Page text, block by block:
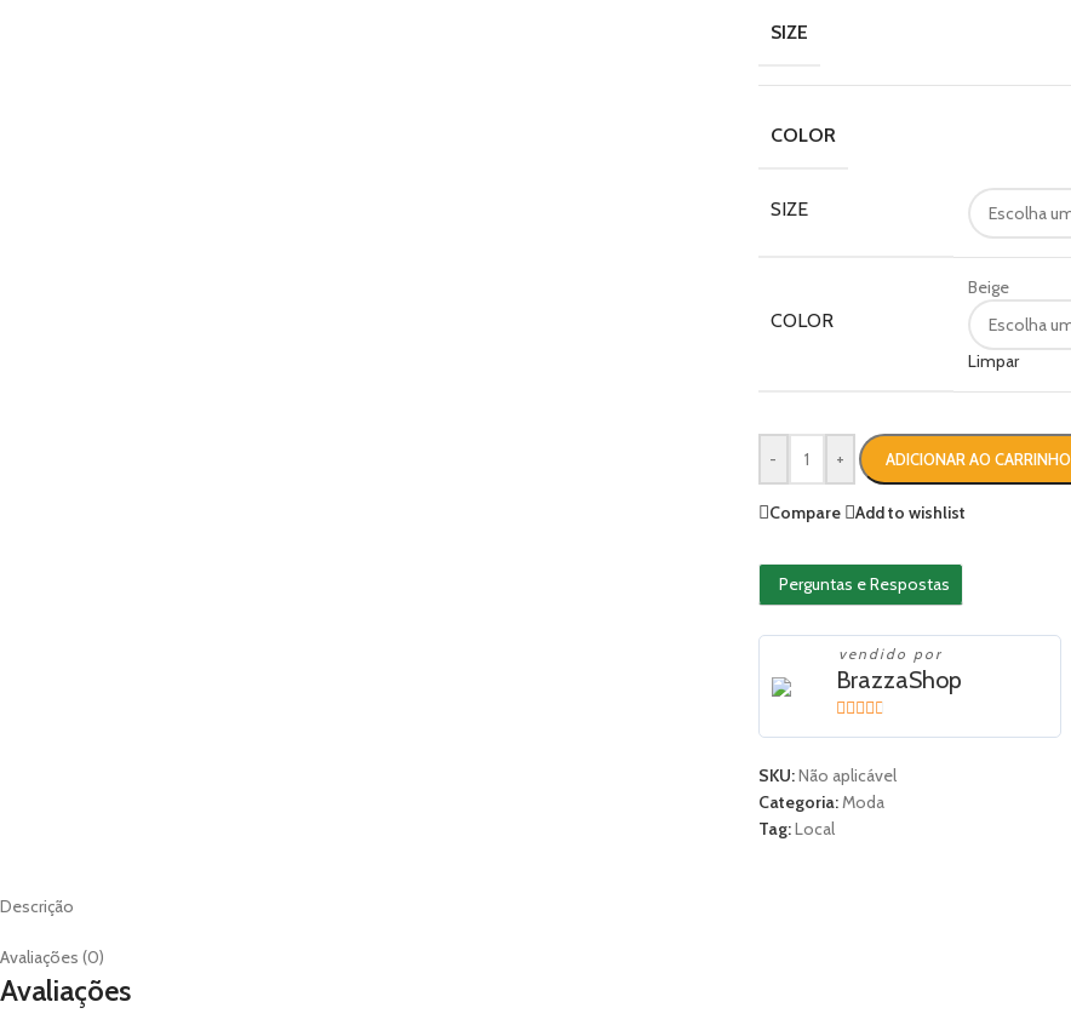
SIZE
COLOR
SIZE
COLOR
Beige
Limpar
- + ADICIONAR AO CARRINHO
Compare Add to wishlist
Perguntas e Respostas
vendido por
BrazzaShop
2.33
5
SKU:Não aplicável
Categoria:Moda
Tag:Local
Descrição
Avaliações (0)
Avaliações